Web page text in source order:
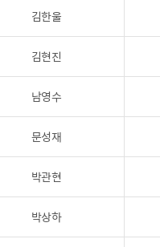
김한울
김현진
남영수
문성재
박관현
박상하